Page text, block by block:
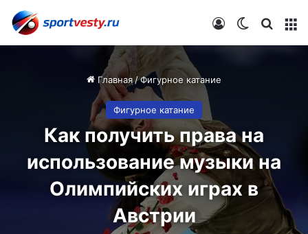
Switch skin
Войти
Главная /Фигурное катание
Фигурное катание
Как получить права на
использование музыки на
Олимпийских играх в
Австрии